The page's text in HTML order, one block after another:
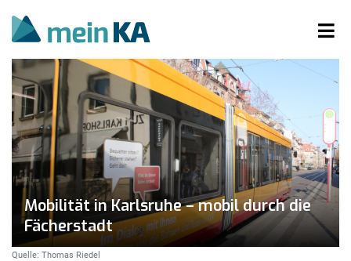
Mobilität in Karlsruhe – mobil durch die
Fächerstadt
Quelle: Thomas Riedel